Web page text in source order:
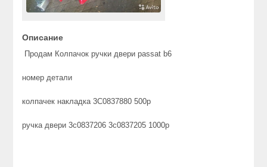
Описание
Продам Колпачок ручки двери passat b6
номер детали
колпачек накладка 3C0837880 500р
ручка двери 3c0837206 3c0837205 1000р